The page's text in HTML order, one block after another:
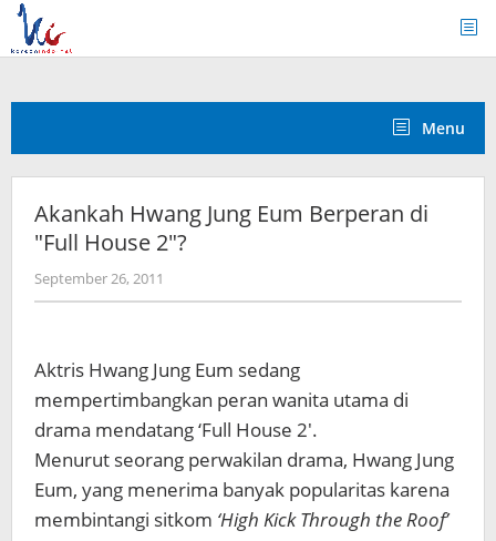
Skip
content
Menu
Akankah Hwang Jung Eum Berperan di
"Full House 2"?
September 26, 2011
Koreanindo
Aktris Hwang Jung Eum sedang
mempertimbangkan peran wanita utama di
drama mendatang ‘Full House 2′.
Menurut seorang perwakilan drama, Hwang Jung
Eum, yang menerima banyak popularitas karena
membintangi sitkom ‘High Kick Through the Roof’